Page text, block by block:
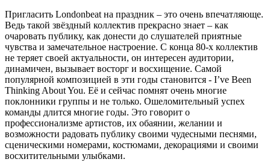
Пригласить Londonbeat на праздник – это очень впечатляюще.
Ведь такой звёздный коллектив прекрасно знает – как
очаровать публику, как донести до слушателей приятные
чувства и замечательное настроение. С конца 80-х коллектив
не теряет своей актуальности, он интересен аудитории,
динамичен, вызывает восторг и восхищение. Самой
популярной композицией в эти годы становится - I’ve Been
Thinking About You. Её и сейчас помнят очень многие
поклонники группы и не только. Ошеломительный успех
команды длится многие годы. Это говорит о
профессионализме артистов, их обаянии, желании и
возможности радовать публику своими чудесными песнями,
сценическими номерами, костюмами, декорациями и своими
восхитительными улыбками.